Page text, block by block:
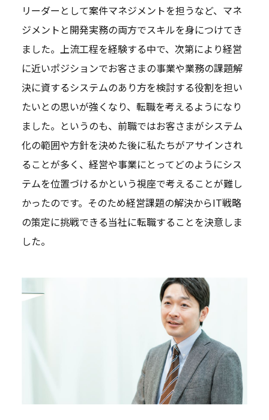
リーダーとして案件マネジメントを担うなど、マネ
ジメントと開発実務の両方でスキルを身につけてき
ました。上流工程を経験する中で、次第により経営
に近いポジションでお客さまの事業や業務の課題解
決に資するシステムのあり方を検討する役割を担い
たいとの思いが強くなり、転職を考えるようになり
ました。というのも、前職ではお客さまがシステム
化の範囲や方針を決めた後に私たちがアサインされ
ることが多く、経営や事業にとってどのようにシス
テムを位置づけるかという視座で考えることが難し
かったのです。そのため経営課題の解決からIT戦略
の策定に挑戦できる当社に転職することを決意しま
した。